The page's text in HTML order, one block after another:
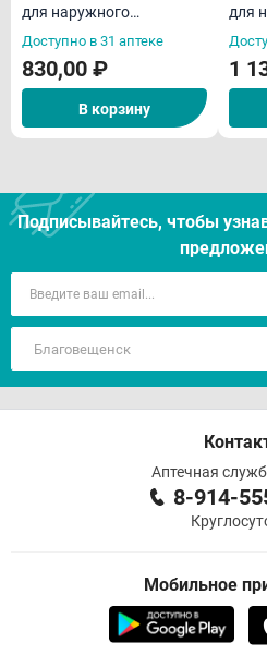
для наружного
применения 15 г
Доступно в 31 аптеке
830,00 ₽
В корзину
для
1
Подписывайтесь, чтобы
Аптечная
8-914-
Мобильное